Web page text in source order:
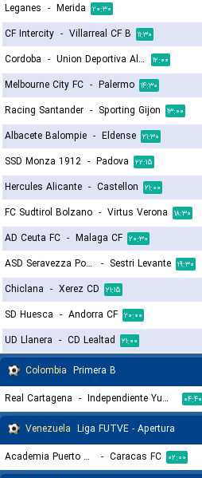
Leganes - Merida ۲۰:۳۰
CF Intercity - Villarreal CF B ۱۱:۳۰
Cordoba - Union Deportiva Almeria ۱۲:۰۰
Melbourne City FC - Palermo ۱۴:۳۰
Racing Santander - Sporting Gijon ۱۳:۰۰
Albacete Balompie - Eldense ۲۱:۳۰
SSD Monza 1912 - Padova ۲۲:۱۵
Hercules Alicante - Castellon ۲۱:۰۰
FC Sudtirol Bolzano - Virtus Verona ۱۸:۳۰
AD Ceuta FC - Malaga CF ۲۰:۳۰
ASD Seravezza Pozzi Calcio
- Sestri Levante ۱۹:۳۰
Chiclana - Xerez CD ۲۱:۱۵
SD Huesca - Andorra CF ۲۰:۰۰
UD Llanera - CD Lealtad ۲۱:۰۰
Colombia Primera B
Real Cartagena - Independiente Yumbo ۰۴:۴۰
Venezuela Liga FUTVE - Apertura
Academia Puerto Cabello - Caracas FC ۰۲:۰۰